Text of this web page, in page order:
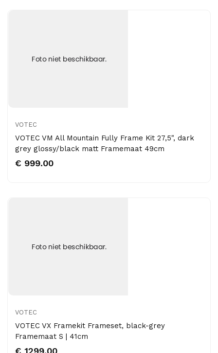
VOTEC
VOTEC VM All Mountain Fully Frame Kit 27,5", dark
grey glossy/black matt Framemaat 49cm
€ 999.00
VOTEC
VOTEC VX Framekit Frameset, black-grey
Framemaat S | 41cm
€ 1299.00